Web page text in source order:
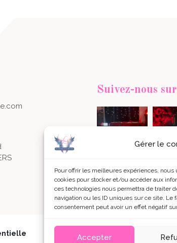
Gérer le
Pour offrir les meilleures expériences,
cookies pour stocker et/ou accéder aux
ces technologies nous permettra de traiter
navigation ou les ID uniques sur ce site. Le
consentement peut avoir un effet négatif
Accepter
Suivez-nous
charger +